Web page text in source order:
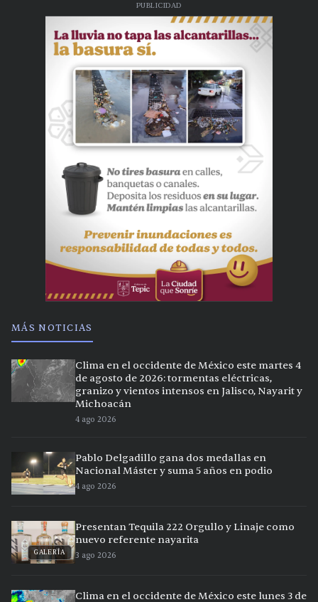
PUBLICIDAD
MÁS NOTICIAS
Clima en el occidente de México este martes 4
de agosto de 2026: tormentas eléctricas,
granizo y vientos intensos en Jalisco, Nayarit y
Michoacán
4 ago 2026
Pablo Delgadillo gana dos medallas en
Nacional Máster y suma 5 años en podio
4 ago 2026
GALERÍA
Presentan Tequila 222 Orgullo y Linaje como
nuevo referente nayarita
3 ago 2026
Clima en el occidente de México este lunes 3 de